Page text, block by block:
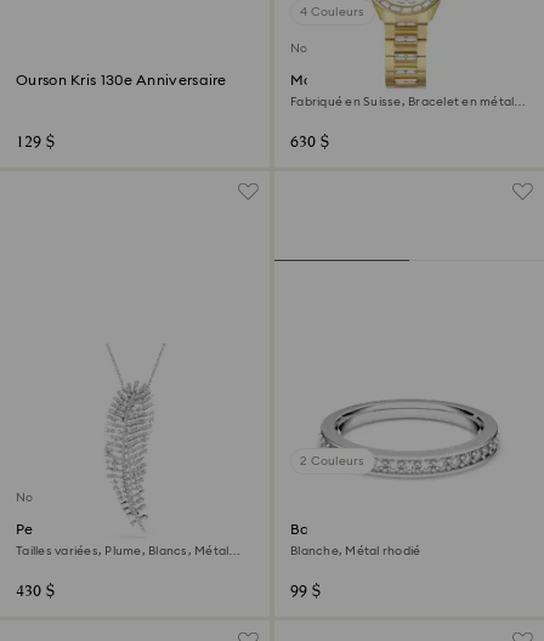
Ourson Kris 130e Anniversaire
129 $
4 Couleurs
Nouveau
Montre Matrix date
Fabriqué en Suisse, Bracelet en métal,
630 $
Nouveau
Pendentif et broche Vienna
Tailles variées, Plume, Blancs, Métal
430 $
2 Couleurs
Bague Matrix
Blanche, Métal rhodié
99 $